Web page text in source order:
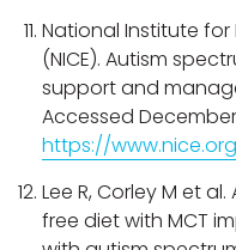
National Institute for
(NICE). Autism
support and
Accessed
https://
Lee R, Corley M et
free diet with MCT